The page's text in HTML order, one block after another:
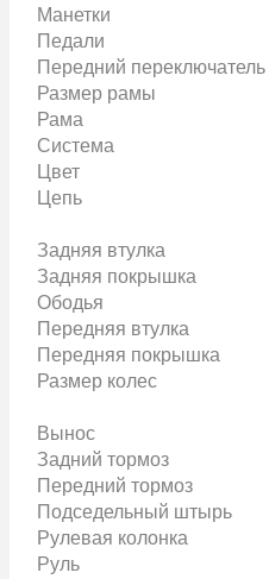
Манетки
Педали
Передний переключатель
Размер рамы
Рама
Система
Цвет
Цепь
Задняя втулка
Задняя покрышка
Ободья
Передняя втулка
Передняя покрышка
Размер колес
Вынос
Задний тормоз
Передний тормоз
Подседельный штырь
Рулевая колонка
Руль